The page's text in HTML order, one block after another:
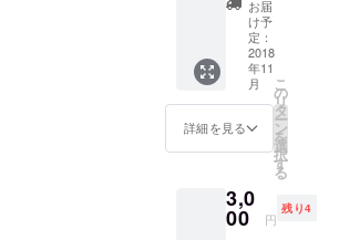
いきま
す様
に…
《サイ
ズ》 色
紙 たて
13.5cm
て
21.5cm
横
招待券
を郵送
(有効期
限2019
年4月
末) ■く
つろぎ
の想い■
予防に
治療な
しとい
うこと
お届
け予
定：
2018
年11
月
詳細を見る
こ
の
リ
タ
ー
ン
を
選
択
す
る
3,0
00 円
残り4